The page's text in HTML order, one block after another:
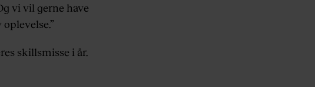
vi vil gerne have
skillsmisse i år.